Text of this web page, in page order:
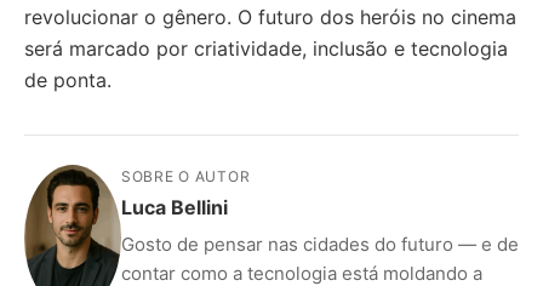
revolucionar o gênero. O futuro dos heróis no cinema
será marcado por criatividade, inclusão e tecnologia
de ponta.
SOBRE O AUTOR
Luca Bellini
Gosto de pensar nas cidades do futuro — e de
contar como a tecnologia está moldando a